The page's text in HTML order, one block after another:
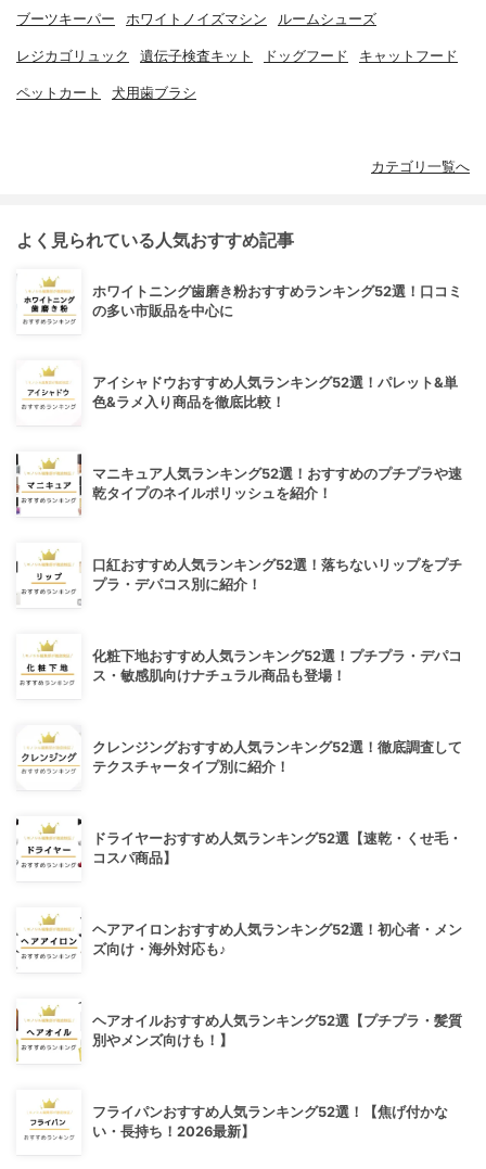
ブーツキーパー ホワイトノイズマシン ルームシューズ
レジカゴリュック 遺伝子検査キット ドッグフード キャットフード
ペットカート 犬用歯ブラシ
カテゴリ一覧へ
よく見られている人気おすすめ記事
ホワイトニング歯磨き粉おすすめランキング52選！口コミ
の多い市販品を中心に
アイシャドウおすすめ人気ランキング52選！パレット&単
色&ラメ入り商品を徹底比較！
マニキュア人気ランキング52選！おすすめのプチプラや速
乾タイプのネイルポリッシュを紹介！
口紅おすすめ人気ランキング52選！落ちないリップをプチ
プラ・デパコス別に紹介！
化粧下地おすすめ人気ランキング52選！プチプラ・デパコ
ス・敏感肌向けナチュラル商品も登場！
クレンジングおすすめ人気ランキング52選！徹底調査して
テクスチャータイプ別に紹介！
ドライヤーおすすめ人気ランキング52選【速乾・くせ毛・
コスパ商品】
ヘアアイロンおすすめ人気ランキング52選！初心者・メン
ズ向け・海外対応も♪
ヘアオイルおすすめ人気ランキング52選【プチプラ・髪質
別やメンズ向けも！】
フライパンおすすめ人気ランキング52選！【焦げ付かな
い・長持ち！2026最新】